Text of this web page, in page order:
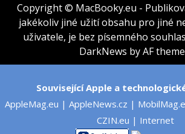
Copyright © MacBooky.eu -
jakékoliv jiné užití obsahu pro jiné
uživatele, je bez písemného
DarkNews by AF
Související Apple a
AppleMag.eu | AppleNews.cz |
CZIN.eu | Internet